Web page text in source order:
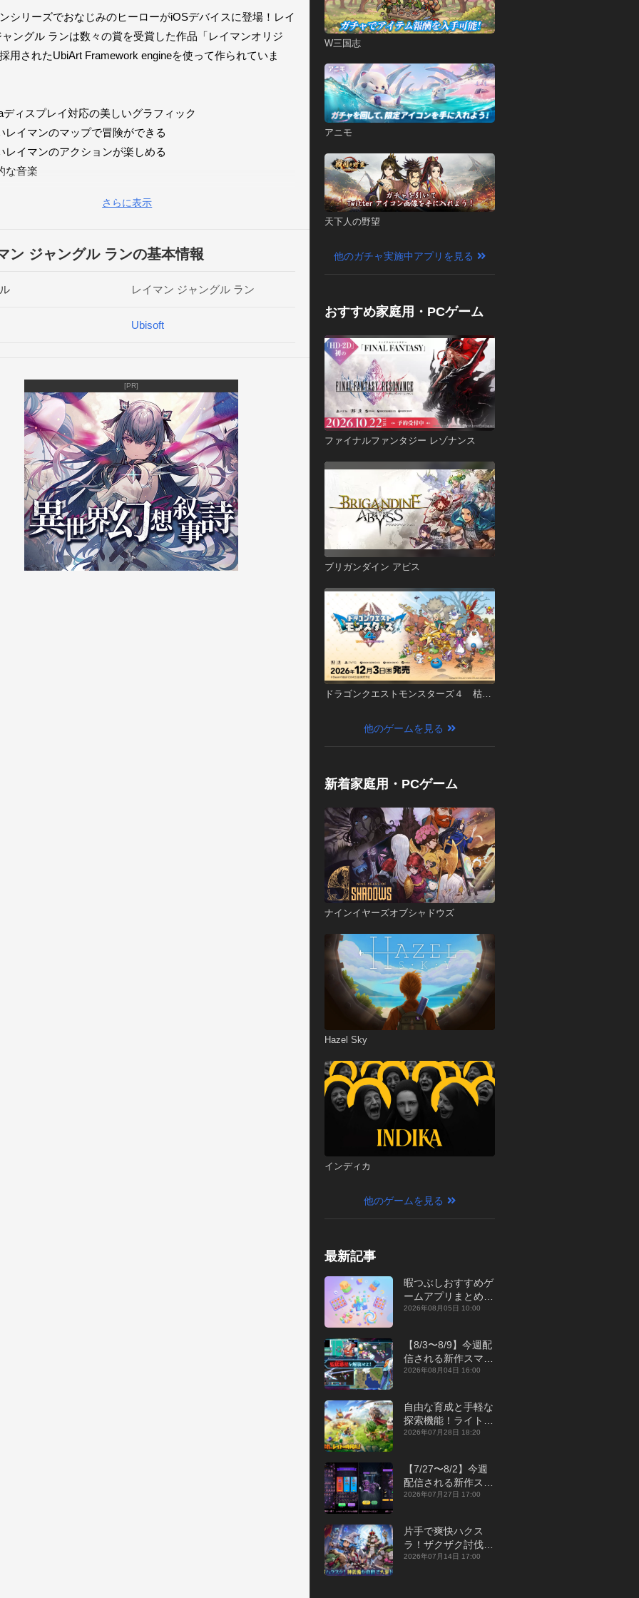
シリーズでおなじみのヒーローがiOSデバイスに登場！レイ
ャングル ランは数々の賞を受賞した作品「レイマンオリジ
用されたUbiArt Framework engineを使って作られていま
ディスプレイ対応の美しいグラフィック
レイマンのマップで冒険ができる
レイマンのアクションが楽しめる
な音楽
しか手に入らない限定の壁紙がアンロックできる
センターリーダーボードサポート
ジャングル ランは誰でも簡単にプレイできます。そしてレ
くなって「ゾンビのくに」をアンロックできるか、ぜひ挑
ゲームを楽しもう！
http://facebook.com/UbisoftMobileGames
http://twitter.com/ubisoftmobile
http://youtube.com/user/UbisoftMobile
ニュースや割引情報などをチェックしよう。
ございましたら、このメールまでapple.support@ubisoft.com
お願いいたします。
さらに表示
ン ジャングル ランの基本情報
レイマン ジャングル ラン
Ubisoft
[PR]
W三国志
アニモ
天下人の野望
他のガチャ実施中アプリを見る
おすすめ家庭用・PCゲーム
ファイナルファンタジー レゾナンス
ブリガンダイン アビス
ドラゴンクエストモンスターズ４ 枯れ
他のゲームを見る
新着家庭用・PCゲーム
ナインイヤーズオブシャドウズ
Hazel Sky
インディカ
他のゲームを見る
最新記事
暇つぶしおすすめゲ
ームアプリまとめ｜
オフライン対応あり
2026年08月05日 10:00
【8/3〜8/9】今週配
信される新作スマホ
ゲームをまとめてお
2026年08月04日 16:00
自由な育成と手軽な
探索機能！ライトカ
ジュアルMMORPG
P】
2026年07月28日 18:20
【7/27〜8/2】今週
配信される新作スマ
ホゲームをまとめて
2026年07月27日 17:00
片手で爽快ハクス
ラ！ザクザク討伐し
て神装備を集める放
2026年07月14日 17:00